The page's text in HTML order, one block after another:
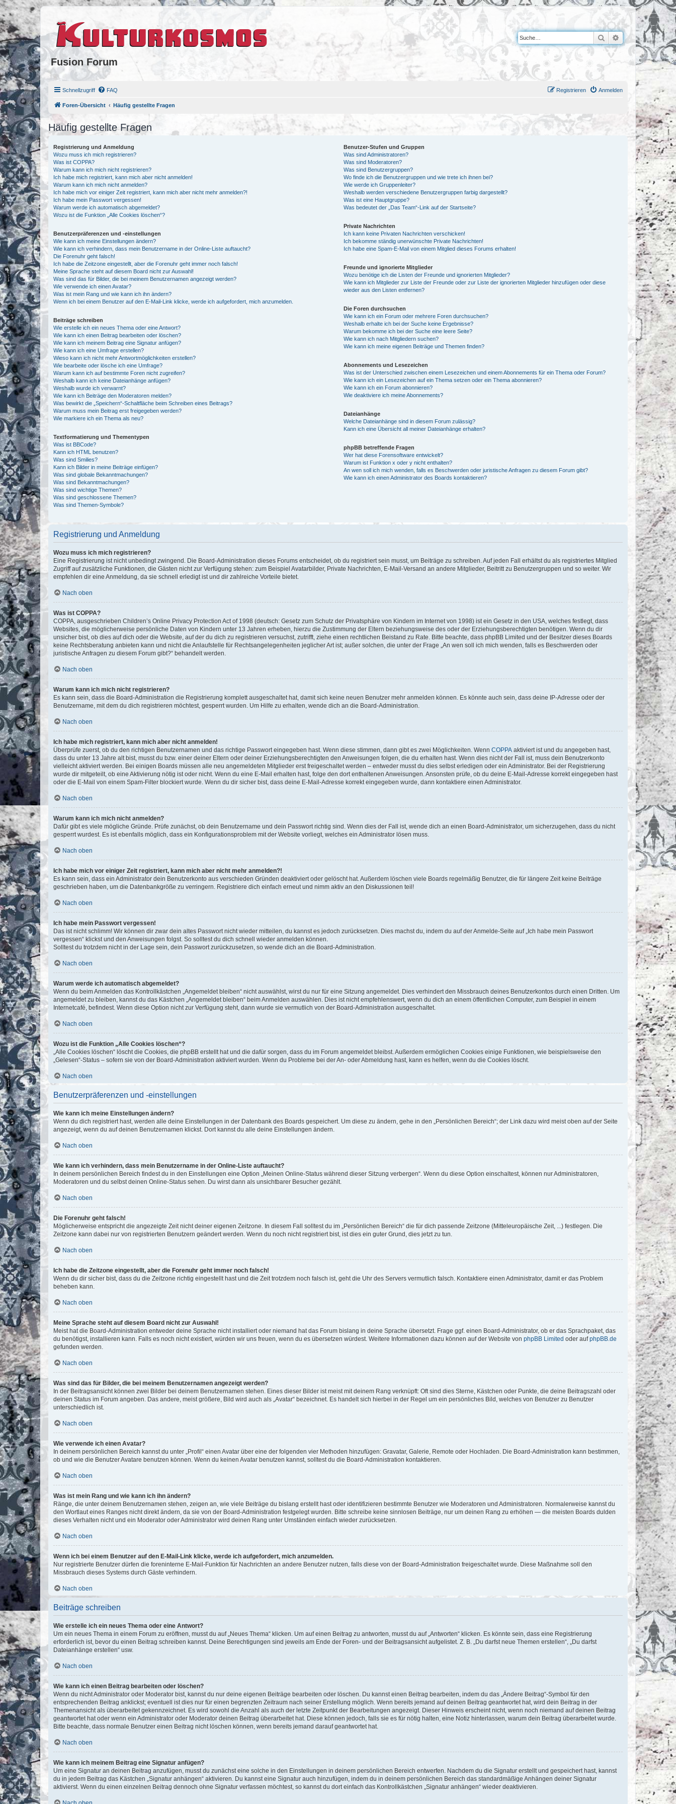
Fusion Forum
Suche Erweiterte Suche
Schnellzugriff FAQ Anmelden
Registrieren
Foren-Übersicht Häufig gestellte Fragen
Häufig gestellte Fragen
Registrierung und Anmeldung
Wozu muss ich mich registrieren?
Was ist COPPA?
Warum kann ich mich nicht registrieren?
Ich habe mich registriert, kann mich aber nicht anmelden!
Warum kann ich mich nicht anmelden?
Ich habe mich vor einiger Zeit registriert, kann mich aber nicht mehr anmelden?!
Ich habe mein Passwort vergessen!
Warum werde ich automatisch abgemeldet?
Wozu ist die Funktion „Alle Cookies löschen“?
Benutzerpräferenzen und -einstellungen
Wie kann ich meine Einstellungen ändern?
Wie kann ich verhindern, dass mein Benutzername in der Online-Liste auftaucht?
Die Forenuhr geht falsch!
Ich habe die Zeitzone eingestellt, aber die Forenuhr geht immer noch falsch!
Meine Sprache steht auf diesem Board nicht zur Auswahl!
Was sind das für Bilder, die bei meinem Benutzernamen angezeigt werden?
Wie verwende ich einen Avatar?
Was ist mein Rang und wie kann ich ihn ändern?
Wenn ich bei einem Benutzer auf den E-Mail-Link klicke, werde ich aufgefordert, mich anzumelden.
Beiträge schreiben
Wie erstelle ich ein neues Thema oder eine Antwort?
Wie kann ich einen Beitrag bearbeiten oder löschen?
Wie kann ich meinem Beitrag eine Signatur anfügen?
Wie kann ich eine Umfrage erstellen?
Wieso kann ich nicht mehr Antwortmöglichkeiten erstellen?
Wie bearbeite oder lösche ich eine Umfrage?
Warum kann ich auf bestimmte Foren nicht zugreifen?
Weshalb kann ich keine Dateianhänge anfügen?
Weshalb wurde ich verwarnt?
Wie kann ich Beiträge den Moderatoren melden?
Was bewirkt die „Speichern“-Schaltfläche beim Schreiben eines Beitrags?
Warum muss mein Beitrag erst freigegeben werden?
Wie markiere ich ein Thema als neu?
Textformatierung und Thementypen
Was ist BBCode?
Kann ich HTML benutzen?
Was sind Smilies?
Kann ich Bilder in meine Beiträge einfügen?
Was sind globale Bekanntmachungen?
Was sind Bekanntmachungen?
Was sind wichtige Themen?
Was sind geschlossene Themen?
Was sind Themen-Symbole?
Benutzer-Stufen und Gruppen
Was sind Administratoren?
Was sind Moderatoren?
Was sind Benutzergruppen?
Wo finde ich die Benutzergruppen und wie trete ich ihnen bei?
Wie werde ich Gruppenleiter?
Weshalb werden verschiedene Benutzergruppen farbig dargestellt?
Was ist eine Hauptgruppe?
Was bedeutet der „Das Team“-Link auf der Startseite?
Private Nachrichten
Ich kann keine Privaten Nachrichten verschicken!
Ich bekomme ständig unerwünschte Private Nachrichten!
Ich habe eine Spam-E-Mail von einem Mitglied dieses Forums erhalten!
Freunde und ignorierte Mitglieder
Wozu benötige ich die Listen der Freunde und ignorierten Mitglieder?
Wie kann ich Mitglieder zur Liste der Freunde oder zur Liste der ignorierten Mitglieder hinzufügen oder diese
wieder aus den Listen entfernen?
Die Foren durchsuchen
Wie kann ich ein Forum oder mehrere Foren durchsuchen?
Weshalb erhalte ich bei der Suche keine Ergebnisse?
Warum bekomme ich bei der Suche eine leere Seite?
Wie kann ich nach Mitgliedern suchen?
Wie kann ich meine eigenen Beiträge und Themen finden?
Abonnements und Lesezeichen
Was ist der Unterschied zwischen einem Lesezeichen und einem Abonnements für ein Thema oder Forum?
Wie kann ich ein Lesezeichen auf ein Thema setzen oder ein Thema abonnieren?
Wie kann ich ein Forum abonnieren?
Wie deaktiviere ich meine Abonnements?
Dateianhänge
Welche Dateianhänge sind in diesem Forum zulässig?
Kann ich eine Übersicht all meiner Dateianhänge erhalten?
phpBB betreffende Fragen
Wer hat diese Forensoftware entwickelt?
Warum ist Funktion x oder y nicht enthalten?
An wen soll ich mich wenden, falls es Beschwerden oder juristische Anfragen zu diesem Forum gibt?
Wie kann ich einen Administrator des Boards kontaktieren?
Registrierung und Anmeldung
Wozu muss ich mich registrieren?
Eine Registrierung ist nicht unbedingt zwingend. Die Board-Administration dieses Forums entscheidet, ob du registriert sein musst, um Beiträge zu schreiben. Auf jeden Fall erhältst du als registriertes Mitglied
Zugriff auf zusätzliche Funktionen, die Gästen nicht zur Verfügung stehen: zum Beispiel Avatarbilder, Private Nachrichten, E-Mail-Versand an andere Mitglieder, Beitritt zu Benutzergruppen und so weiter. Wir
empfehlen dir eine Anmeldung, da sie schnell erledigt ist und dir zahlreiche Vorteile bietet.
Nach oben
Was ist COPPA?
COPPA, ausgeschrieben Children’s Online Privacy Protection Act of 1998 (deutsch: Gesetz zum Schutz der Privatsphäre von Kindern im Internet von 1998) ist ein Gesetz in den USA, welches festlegt, dass
Websites, die möglicherweise persönliche Daten von Kindern unter 13 Jahren erheben, hierzu die Zustimmung der Eltern beziehungsweise des oder der Erziehungsberechtigten benötigen. Wenn du dir
unsicher bist, ob dies auf dich oder die Website, auf der du dich zu registrieren versuchst, zutrifft, ziehe einen rechtlichen Beistand zu Rate. Bitte beachte, dass phpBB Limited und der Besitzer dieses Boards
keine Rechtsberatung anbieten kann und nicht die Anlaufstelle für Rechtsangelegenheiten jeglicher Art ist; außer solchen, die unter der Frage „An wen soll ich mich wenden, falls es Beschwerden oder
juristische Anfragen zu diesem Forum gibt?“ behandelt werden.
Nach oben
Warum kann ich mich nicht registrieren?
Es kann sein, dass die Board-Administration die Registrierung komplett ausgeschaltet hat, damit sich keine neuen Benutzer mehr anmelden können. Es könnte auch sein, dass deine IP-Adresse oder der
Benutzername, mit dem du dich registrieren möchtest, gesperrt wurden. Um Hilfe zu erhalten, wende dich an die Board-Administration.
Nach oben
Ich habe mich registriert, kann mich aber nicht anmelden!
Überprüfe zuerst, ob du den richtigen Benutzernamen und das richtige Passwort eingegeben hast. Wenn diese stimmen, dann gibt es zwei Möglichkeiten. Wenn COPPA aktiviert ist und du angegeben hast,
dass du unter 13 Jahre alt bist, musst du bzw. einer deiner Eltern oder deiner Erziehungsberechtigten den Anweisungen folgen, die du erhalten hast. Wenn dies nicht der Fall ist, muss dein Benutzerkonto
vielleicht aktiviert werden. Bei einigen Boards müssen alle neu angemeldeten Mitglieder erst freigeschaltet werden – entweder musst du dies selbst erledigen oder ein Administrator. Bei der Registrierung
wurde dir mitgeteilt, ob eine Aktivierung nötig ist oder nicht. Wenn du eine E-Mail erhalten hast, folge den dort enthaltenen Anweisungen. Ansonsten prüfe, ob du deine E-Mail-Adresse korrekt eingegeben hast
oder die E-Mail von einem Spam-Filter blockiert wurde. Wenn du dir sicher bist, dass deine E-Mail-Adresse korrekt eingegeben wurde, dann kontaktiere einen Administrator.
Nach oben
Warum kann ich mich nicht anmelden?
Dafür gibt es viele mögliche Gründe. Prüfe zunächst, ob dein Benutzername und dein Passwort richtig sind. Wenn dies der Fall ist, wende dich an einen Board-Administrator, um sicherzugehen, dass du nicht
gesperrt wurdest. Es ist ebenfalls möglich, dass ein Konfigurationsproblem mit der Website vorliegt, welches ein Administrator lösen muss.
Nach oben
Ich habe mich vor einiger Zeit registriert, kann mich aber nicht mehr anmelden?!
Es kann sein, dass ein Administrator dein Benutzerkonto aus verschieden Gründen deaktiviert oder gelöscht hat. Außerdem löschen viele Boards regelmäßig Benutzer, die für längere Zeit keine Beiträge
geschrieben haben, um die Datenbankgröße zu verringern. Registriere dich einfach erneut und nimm aktiv an den Diskussionen teil!
Nach oben
Ich habe mein Passwort vergessen!
Das ist nicht schlimm! Wir können dir zwar dein altes Passwort nicht wieder mitteilen, du kannst es jedoch zurücksetzen. Dies machst du, indem du auf der Anmelde-Seite auf „Ich habe mein Passwort
vergessen“ klickst und den Anweisungen folgst. So solltest du dich schnell wieder anmelden können.
Solltest du trotzdem nicht in der Lage sein, dein Passwort zurückzusetzen, so wende dich an die Board-Administration.
Nach oben
Warum werde ich automatisch abgemeldet?
Wenn du beim Anmelden das Kontrollkästchen „Angemeldet bleiben“ nicht auswählst, wirst du nur für eine Sitzung angemeldet. Dies verhindert den Missbrauch deines Benutzerkontos durch einen Dritten. Um
angemeldet zu bleiben, kannst du das Kästchen „Angemeldet bleiben“ beim Anmelden auswählen. Dies ist nicht empfehlenswert, wenn du dich an einem öffentlichen Computer, zum Beispiel in einem
Internetcafé, befindest. Wenn diese Option nicht zur Verfügung steht, dann wurde sie vermutlich von der Board-Administration ausgeschaltet.
Nach oben
Wozu ist die Funktion „Alle Cookies löschen“?
„Alle Cookies löschen“ löscht die Cookies, die phpBB erstellt hat und die dafür sorgen, dass du im Forum angemeldet bleibst. Außerdem ermöglichen Cookies einige Funktionen, wie beispielsweise den
„Gelesen“-Status – sofern sie von der Board-Administration aktiviert wurden. Wenn du Probleme bei der An- oder Abmeldung hast, kann es helfen, wenn du die Cookies löscht.
Nach oben
Benutzerpräferenzen und -einstellungen
Wie kann ich meine Einstellungen ändern?
Wenn du dich registriert hast, werden alle deine Einstellungen in der Datenbank des Boards gespeichert. Um diese zu ändern, gehe in den „Persönlichen Bereich“; der Link dazu wird meist oben auf der Seite
angezeigt, wenn du auf deinen Benutzernamen klickst. Dort kannst du alle deine Einstellungen ändern.
Nach oben
Wie kann ich verhindern, dass mein Benutzername in der Online-Liste auftaucht?
In deinem persönlichen Bereich findest du in den Einstellungen eine Option „Meinen Online-Status während dieser Sitzung verbergen“. Wenn du diese Option einschaltest, können nur Administratoren,
Moderatoren und du selbst deinen Online-Status sehen. Du wirst dann als unsichtbarer Besucher gezählt.
Nach oben
Die Forenuhr geht falsch!
Möglicherweise entspricht die angezeigte Zeit nicht deiner eigenen Zeitzone. In diesem Fall solltest du im „Persönlichen Bereich“ die für dich passende Zeitzone (Mitteleuropäische Zeit, ...) festlegen. Die
Zeitzone kann dabei nur von registrierten Benutzern geändert werden. Wenn du noch nicht registriert bist, ist dies ein guter Grund, dies jetzt zu tun.
Nach oben
Ich habe die Zeitzone eingestellt, aber die Forenuhr geht immer noch falsch!
Wenn du dir sicher bist, dass du die Zeitzone richtig eingestellt hast und die Zeit trotzdem noch falsch ist, geht die Uhr des Servers vermutlich falsch. Kontaktiere einen Administrator, damit er das Problem
beheben kann.
Nach oben
Meine Sprache steht auf diesem Board nicht zur Auswahl!
Meist hat die Board-Administration entweder deine Sprache nicht installiert oder niemand hat das Forum bislang in deine Sprache übersetzt. Frage ggf. einen Board-Administrator, ob er das Sprachpaket, das
du benötigst, installieren kann. Falls es noch nicht existiert, würden wir uns freuen, wenn du es übersetzen würdest. Weitere Informationen dazu können auf der Website von phpBB Limited oder aufphpBB.de
gefunden werden.
Nach oben
Was sind das für Bilder, die bei meinem Benutzernamen angezeigt werden?
In der Beitragsansicht können zwei Bilder bei deinem Benutzernamen stehen. Eines dieser Bilder ist meist mit deinem Rang verknüpft: Oft sind dies Sterne, Kästchen oder Punkte, die deine Beitragszahl oder
deinen Status im Forum angeben. Das andere, meist größere, Bild wird auch als „Avatar“ bezeichnet. Es handelt sich hierbei in der Regel um ein persönliches Bild, welches von Benutzer zu Benutzer
unterschiedlich ist.
Nach oben
Wie verwende ich einen Avatar?
In deinem persönlichen Bereich kannst du unter „Profil“ einen Avatar über eine der folgenden vier Methoden hinzufügen: Gravatar, Galerie, Remote oder Hochladen. Die Board-Administration kann bestimmen,
ob und wie die Benutzer Avatare benutzen können. Wenn du keinen Avatar benutzen kannst, solltest du die Board-Administration kontaktieren.
Nach oben
Was ist mein Rang und wie kann ich ihn ändern?
Ränge, die unter deinem Benutzernamen stehen, zeigen an, wie viele Beiträge du bislang erstellt hast oder identifizieren bestimmte Benutzer wie Moderatoren und Administratoren. Normalerweise kannst du
den Wortlaut eines Ranges nicht direkt ändern, da sie von der Board-Administration festgelegt wurden. Bitte schreibe keine sinnlosen Beiträge, nur um deinen Rang zu erhöhen — die meisten Boards dulden
dieses Verhalten nicht und ein Moderator oder Administrator wird deinen Rang unter Umständen einfach wieder zurücksetzen.
Nach oben
Wenn ich bei einem Benutzer auf den E-Mail-Link klicke, werde ich aufgefordert, mich anzumelden.
Nur registrierte Benutzer dürfen die foreninterne E-Mail-Funktion für Nachrichten an andere Benutzer nutzen, falls diese von der Board-Administration freigeschaltet wurde. Diese Maßnahme soll den
Missbrauch dieses Systems durch Gäste verhindern.
Nach oben
Beiträge schreiben
Wie erstelle ich ein neues Thema oder eine Antwort?
Um ein neues Thema in einem Forum zu eröffnen, musst du auf „Neues Thema“ klicken. Um auf einen Beitrag zu antworten, musst du auf „Antworten“ klicken. Es könnte sein, dass eine Registrierung
erforderlich ist, bevor du einen Beitrag schreiben kannst. Deine Berechtigungen sind jeweils am Ende der Foren- und der Beitragsansicht aufgelistet. Z. B. „Du darfst neue Themen erstellen“, „Du darfst
Dateianhänge erstellen“ usw.
Nach oben
Wie kann ich einen Beitrag bearbeiten oder löschen?
Wenn du nicht Administrator oder Moderator bist, kannst du nur deine eigenen Beiträge bearbeiten oder löschen. Du kannst einen Beitrag bearbeiten, indem du das „Ändere Beitrag“-Symbol für den
entsprechenden Beitrag anklickst; eventuell ist dies nur für einen begrenzten Zeitraum nach seiner Erstellung möglich. Wenn bereits jemand auf deinen Beitrag geantwortet hat, wird dein Beitrag in der
Themenansicht als überarbeitet gekennzeichnet. Es wird sowohl die Anzahl als auch der letzte Zeitpunkt der Bearbeitungen angezeigt. Dieser Hinweis erscheint nicht, wenn noch niemand auf deinen Beitrag
geantwortet hat oder wenn ein Administrator oder Moderator deinen Beitrag überarbeitet hat. Diese können jedoch, falls sie es für nötig halten, eine Notiz hinterlassen, warum dein Beitrag überarbeitet wurde.
Bitte beachte, dass normale Benutzer einen Beitrag nicht löschen können, wenn bereits jemand darauf geantwortet hat.
Nach oben
Wie kann ich meinem Beitrag eine Signatur anfügen?
Um eine Signatur an deinen Beitrag anzufügen, musst du zunächst eine solche in den Einstellungen in deinem persönlichen Bereich entwerfen. Nachdem du die Signatur erstellt und gespeichert hast, kannst
du in jedem Beitrag das Kästchen „Signatur anhängen“ aktivieren. Du kannst eine Signatur auch hinzufügen, indem du in deinem persönlichen Bereich das standardmäßige Anhängen deiner Signatur
aktivierst. Wenn du einen einzelnen Beitrag dennoch ohne Signatur verfassen möchtest, so kannst du dort einfach das Kontrollkästchen „Signatur anhängen“ wieder deaktivieren.